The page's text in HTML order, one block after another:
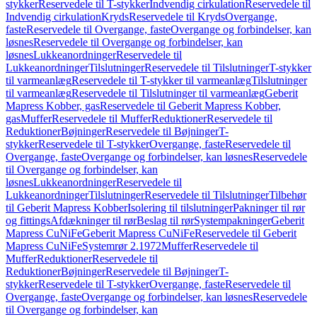
stykkerReservedele til T-stykkerIndvendig cirkulationReservedele til
Indvendig cirkulationKrydsReservedele til KrydsOvergange,
fasteReservedele til Overgange, fasteOvergange og forbindelser, kan
løsnesReservedele til Overgange og forbindelser, kan
løsnesLukkeanordningerReservedele til
LukkeanordningerTilslutningerReservedele til TilslutningerT-stykker
til varmeanlægReservedele til T-stykker til varmeanlægTilslutninger
til varmeanlægReservedele til Tilslutninger til varmeanlægGeberit
Mapress Kobber, gasReservedele til Geberit Mapress Kobber,
gasMufferReservedele til MufferReduktionerReservedele til
ReduktionerBøjningerReservedele til BøjningerT-
stykkerReservedele til T-stykkerOvergange, fasteReservedele til
Overgange, fasteOvergange og forbindelser, kan løsnesReservedele
til Overgange og forbindelser, kan
løsnesLukkeanordningerReservedele til
LukkeanordningerTilslutningerReservedele til TilslutningerTilbehør
til Geberit Mapress KobberIsolering til tilslutningerPakninger til rør
og fittingsAfdækninger til rørBeslag til rørSystempakningerGeberit
Mapress CuNiFeGeberit Mapress CuNiFeReservedele til Geberit
Mapress CuNiFeSystemrør 2.1972MufferReservedele til
MufferReduktionerReservedele til
ReduktionerBøjningerReservedele til BøjningerT-
stykkerReservedele til T-stykkerOvergange, fasteReservedele til
Overgange, fasteOvergange og forbindelser, kan løsnesReservedele
til Overgange og forbindelser, kan